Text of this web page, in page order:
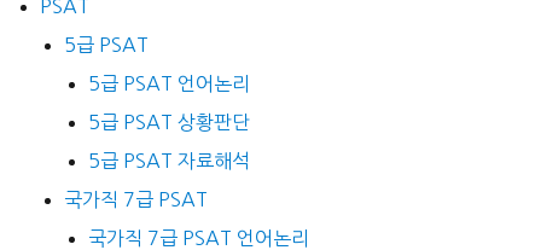
PSAT
5급 PSAT
5급 PSAT 언어논리
5급 PSAT 상황판단
5급 PSAT 자료해석
국가직 7급 PSAT
국가직 7급 PSAT 언어논리